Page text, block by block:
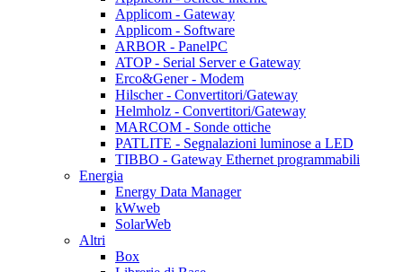
Applicom - Gateway
Applicom - Software
ARBOR - PanelPC
ATOP - Serial Server e Gateway
Erco&Gener - Modem
Hilscher - Convertitori/Gateway
Helmholz - Convertitori/Gateway
MARCOM - Sonde ottiche
PATLITE - Segnalazioni luminose a LED
TIBBO - Gateway Ethernet programmabili
Energia
Energy Data Manager
kWweb
SolarWeb
Altri
Box